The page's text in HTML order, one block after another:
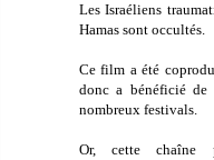
Les Israéliens
Hamas sont occultés.
Ce film a été
donc a bénéficié de
nombreux festivals.
Or, cette chaîne